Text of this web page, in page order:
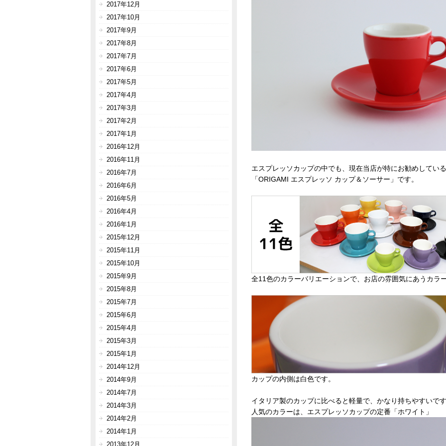
エスプレッソカップの中でも、現在当店が特にお勧めしてい
「ORIGAMI エスプレッソ カップ＆ソーサー」です。
全11色のカラーバリエーションで、お店の雰囲気にあうカラ
カップの内側は白色です。
イタリア製のカップに比べると軽量で、かなり持ちやすいで
人気のカラーは、エスプレッソカップの定番「ホワイト」
2017年12月
2017年10月
2017年9月
2017年8月
2017年7月
2017年6月
2017年5月
2017年4月
2017年3月
2017年2月
2017年1月
2016年12月
2016年11月
2016年7月
2016年6月
2016年5月
2016年4月
2016年1月
2015年12月
2015年11月
2015年10月
2015年9月
2015年8月
2015年7月
2015年6月
2015年4月
2015年3月
2015年1月
2014年12月
2014年9月
2014年7月
2014年3月
2014年2月
2014年1月
2013年12月